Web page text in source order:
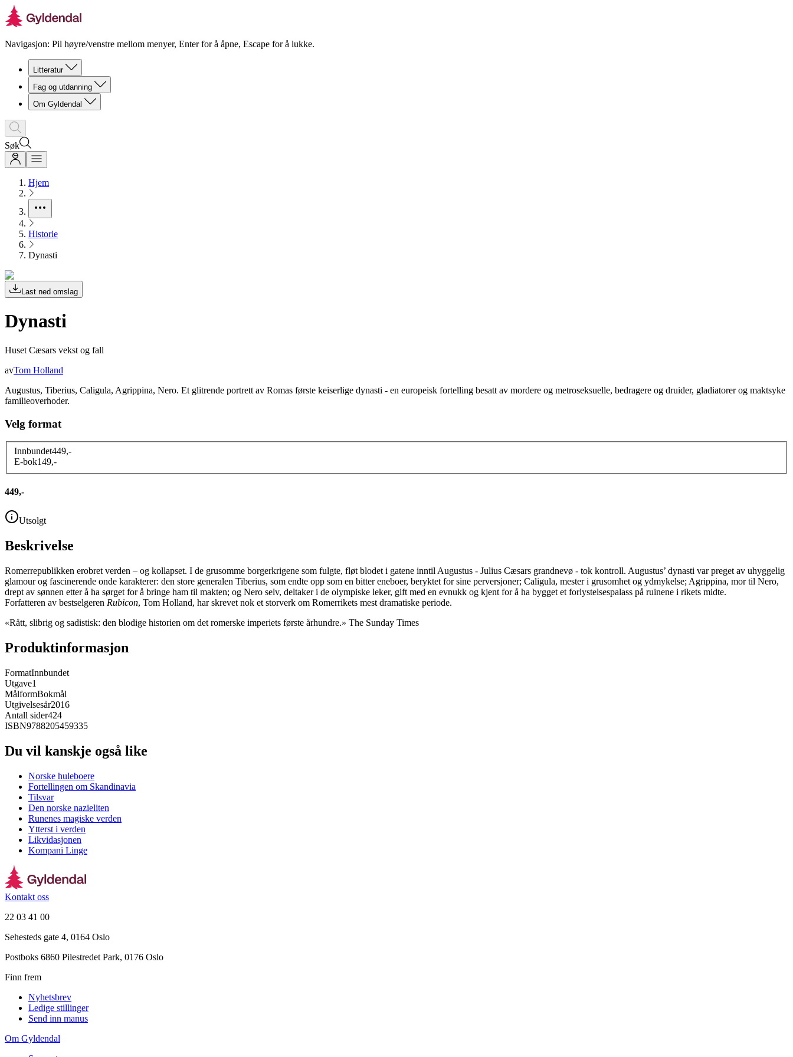
Navigasjon: Pil høyre/venstre mellom menyer, Enter for å åpne, Escape for å lukke.
Litteratur
Fag og utdanning
Om Gyldendal
Søk
Hjem
Historie
Dynasti
Last ned omslag
Dynasti
Huset Cæsars vekst og fall
avTom Holland
Augustus, Tiberius, Caligula, Agrippina, Nero. Et glitrende portrett av Romas første keiserlige dynasti - en europeisk fortelling besatt av mordere og metroseksuelle, bedragere og druider, gladiatorer og maktsyke
familieoverhoder.
Velg format
Innbundet449,-
E-bok149,-
449,-
Utsolgt
Beskrivelse
Romerrepublikken erobret verden – og kollapset. I de grusomme borgerkrigene som fulgte, fløt blodet i gatene inntil Augustus - Julius Cæsars grandnevø - tok kontroll. Augustus’ dynasti var preget av uhyggelig
glamour og fascinerende onde karakterer: den store generalen Tiberius, som endte opp som en bitter eneboer, beryktet for sine perversjoner; Caligula, mester i grusomhet og ydmykelse; Agrippina, mor til Nero,
drept av sønnen etter å ha sørget for å bringe ham til makten; og Nero selv, deltaker i de olympiske leker, gift med en evnukk og kjent for å ha bygget et forlystelsespalass på ruinene i rikets midte.
Forfatteren av bestselgeren Rubicon, Tom Holland, har skrevet nok et storverk om Romerrikets mest dramatiske periode.
«Rått, slibrig og sadistisk: den blodige historien om det romerske imperiets første århundre.» The Sunday Times
Produktinformasjon
FormatInnbundet
Utgave1
MålformBokmål
Utgivelsesår2016
Antall sider424
ISBN9788205459335
Du vil kanskje også like
Norske huleboere
Fortellingen om Skandinavia
Tilsvar
Den norske nazieliten
Runenes magiske verden
Ytterst i verden
Likvidasjonen
Kompani Linge
Kontakt oss
22 03 41 00
Sehesteds gate 4, 0164 Oslo
Postboks 6860 Pilestredet Park, 0176 Oslo
Finn frem
Nyhetsbrev
Ledige stillinger
Send inn manus
Om Gyldendal